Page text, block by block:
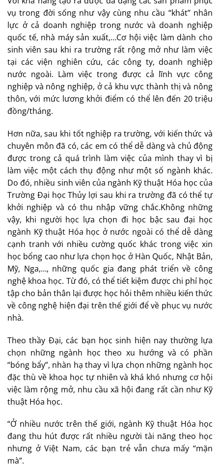
vụ trong đời sống như vậy cùng nhu cầu “khát” nhân
lực ở cả doanh nghiệp trong nước và doanh nghiệp
quốc tế, nhà máy sản xuất,…Cơ hội việc làm dành cho
sinh viên sau khi ra trường rất rộng mở như làm việc
tại các viện nghiên cứu, các công ty, doanh nghiệp
nước ngoài. Làm việc trong được cả lĩnh vực công
nghiệp và nông nghiệp, ở cả khu vực thành thị và nông
thôn, với mức lương khởi điểm có thể lên đến 20 triệu
đồng/tháng.
Hơn nữa, sau khi tốt nghiệp ra trường, với kiến thức và
chuyên môn đã có, các em có thể dễ dàng và chủ động
được trong cả quá trình làm việc của mình thay vì bị
làm việc một cách thụ động như một số ngành khác.
Do đó, nhiều sinh viên của ngành Kỹ thuật Hóa học của
Trường Đại học Thủy lợi sau khi ra trường đã có thể tự
khởi nghiệp và có thu nhập vững chắc.Không những
vậy, khi người học lựa chọn đi học bậc sau đại học
ngành Kỹ thuật Hóa học ở nước ngoài có thể dễ dàng
cạnh tranh với nhiều cường quốc khác trong việc xin
học bổng cao như lựa chọn học ở Hàn Quốc, Nhật Bản,
Mỹ, Nga,…, những quốc gia đang phát triển về công
nghệ khoa học. Từ đó, có thể tiết kiệm được chi phí học
tập cho bản thân lại được học hỏi thêm nhiều kiến thức
về công nghệ hiện đại trên thế giới để về phục vụ nước
nhà.
Theo thầy Đại, các bạn học sinh hiện nay thường lựa
chọn những ngành học theo xu hướng và có phần
“bóng bẩy”, nhàn hạ thay vì lựa chọn những ngành học
đặc thù về khoa học tự nhiên và khá khó nhưng cơ hội
việc làm rộng mở, nhu cầu xã hội đang rất cần như Kỹ
thuật Hóa học.
“Ở nhiều nước trên thế giới, ngành Kỹ thuật Hóa học
đang thu hút được rất nhiều người tài năng theo học
nhưng ở Việt Nam, các bạn trẻ vẫn chưa mấy “mặn
mà”.